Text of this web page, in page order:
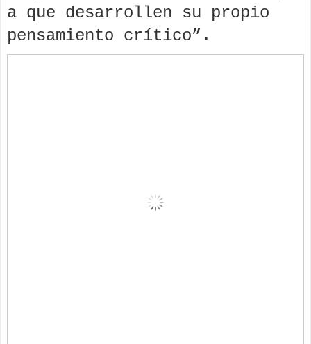
a que desarrollen su propio
pensamiento crítico”.